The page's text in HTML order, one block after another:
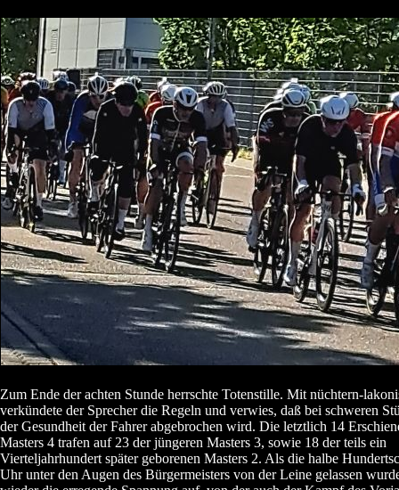
Zum Ende der achten Stunde herrschte Totenstille. Mit nüchtern-
verkündete der Sprecher die Regeln und verwies, daß bei schweren
der Gesundheit der Fahrer abgebrochen wird. Die letztlich 14
Masters 4 trafen auf 23 der jüngeren Masters 3, sowie 18 der teils ein
Vierteljahrhundert später geborenen Masters 2. Als die halbe
Uhr unter den Augen des Bürgermeisters von der Leine gelassen